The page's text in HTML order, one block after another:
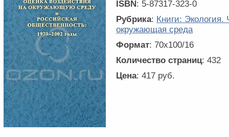
ISBN: 5-87317-323-0
Рубрика: Книги: Экология.
окружающая среда
Формат: 70x100/16
Количество страниц: 432
Цена: 417 руб.